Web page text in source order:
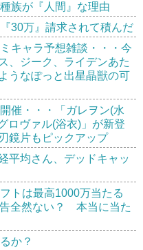
族が『人間』な理由
30万』請求されて積んだ
キャラ予想雑談・・・今
、ジーク、ライデンあた
うなぽっと出星晶獣の可
催・・・「ガレヲン(水
ロヴァル(浴衣)」が新登
鏡片もピックアップ
平均さん、デッドキャッ
トは最高1000万当たる
全然ない？ 本当に当た
か？